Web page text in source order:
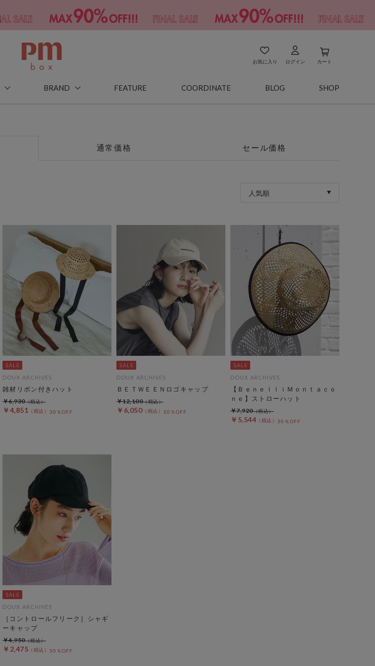
お気に入り ログイン カート
BRAND FEATURE COORDINATE BLOG SHOP
通常価格 セール価格
人気順
DOUX ARCHIVES
雑材リボン付きハット
￥4,851 30％OFF
￥6,930
DOUX ARCHIVES
ＢＥＴＷＥＥＮロゴキャップ
￥6,050 50％OFF
￥12,100
DOUX ARCHIVES
【ＢｅｎｅｌｌｉＭｏｎｔａｃｏ
ｎｅ】ストローハット
￥5,544 30％OFF
￥7,920
DOUX ARCHIVES
［コントロールフリーク］シャギ
ーキャップ
￥2,475 50％OFF
￥4,950